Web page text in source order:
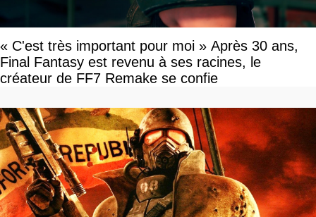
« C'est très important pour moi » Après 30 ans,
Final Fantasy est revenu à ses racines, le
créateur de FF7 Remake se confie